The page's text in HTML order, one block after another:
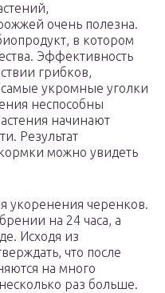
очень полезна.
в котором
Эффективность
грибков,
укромные уголки
неспособны
начинают
Результат
можно увидеть
укоренения черенков.
на 24 часа, а
Исходя из
что после
на много
раз больше.